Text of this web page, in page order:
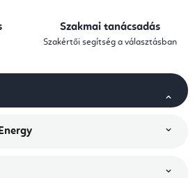
Szakmai tanácsadás
Szakértői segítség a választásban